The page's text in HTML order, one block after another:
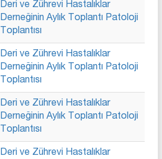
Deri ve Zührevi Hastalıklar
Derneğinin Aylık Toplantı Patoloji
Toplantısı
Deri ve Zührevi Hastalıklar
Derneğinin Aylık Toplantı Patoloji
Toplantısı
Deri ve Zührevi Hastalıklar
Derneğinin Aylık Toplantı Patoloji
Toplantısı
Deri ve Zührevi Hastalıklar